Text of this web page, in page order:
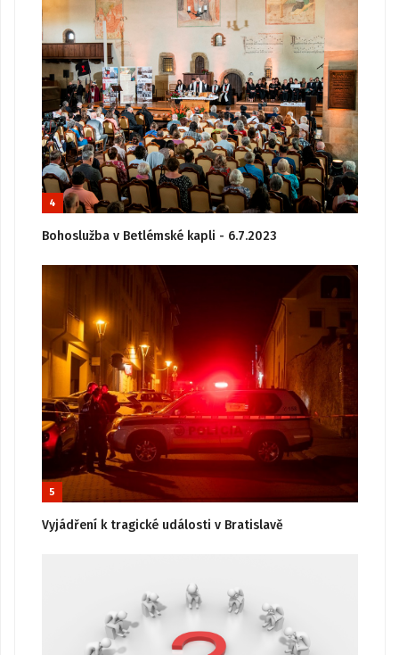
4
Bohoslužba v Betlémské kapli - 6.7.2023
5
Vyjádření k tragické události v Bratislavě